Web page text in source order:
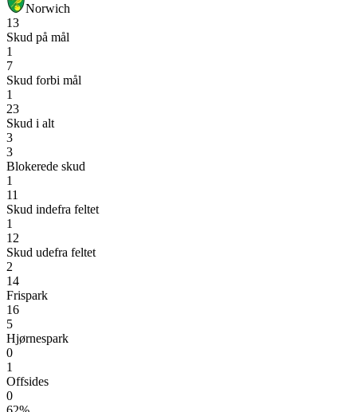
Norwich
13
Skud på mål
1
7
Skud forbi mål
1
23
Skud i alt
3
3
Blokerede skud
1
11
Skud indefra feltet
1
12
Skud udefra feltet
2
14
Frispark
16
5
Hjørnespark
0
1
Offsides
0